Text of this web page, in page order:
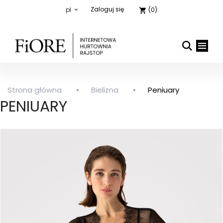
Zaloguj się shopping_cart (0)
Strona główna Bielizna Peniuary
PENIUARY